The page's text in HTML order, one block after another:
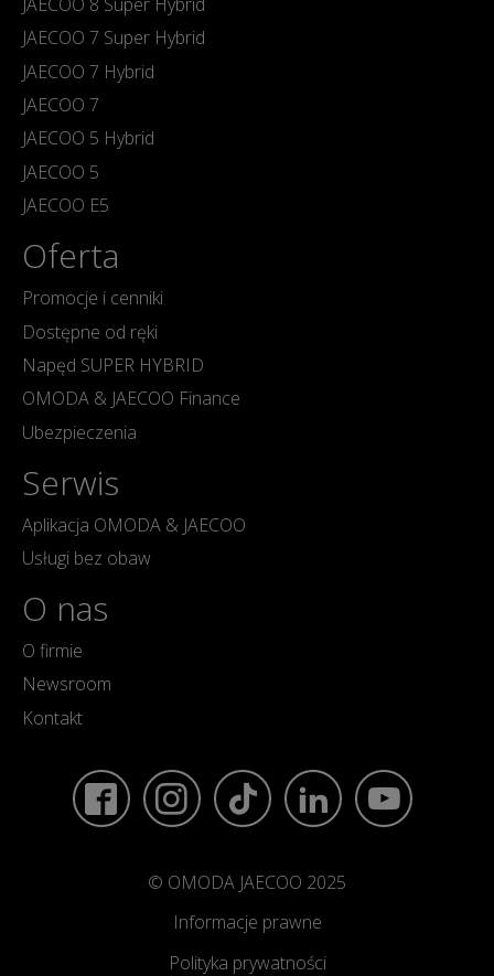
JAECOO 7 Super Hybrid
JAECOO 7 Hybrid
JAECOO 7
JAECOO 5 Hybrid
JAECOO 5
JAECOO E5
Oferta
Promocje i cenniki
Dostępne od ręki
Napęd SUPER HYBRID
OMODA & JAECOO Finance
Ubezpieczenia
Serwis
Aplikacja OMODA & JAECOO
Usługi bez obaw
O nas
O firmie
Newsroom
Kontakt
© OMODA JAECOO 2025
Informacje prawne
Polityka prywatności